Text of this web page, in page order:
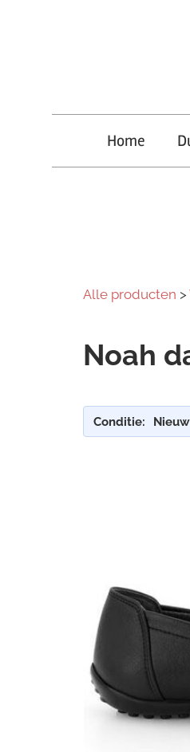
Kies
Groener
Home
Alle producten >
Noah
Conditie: Nieuw